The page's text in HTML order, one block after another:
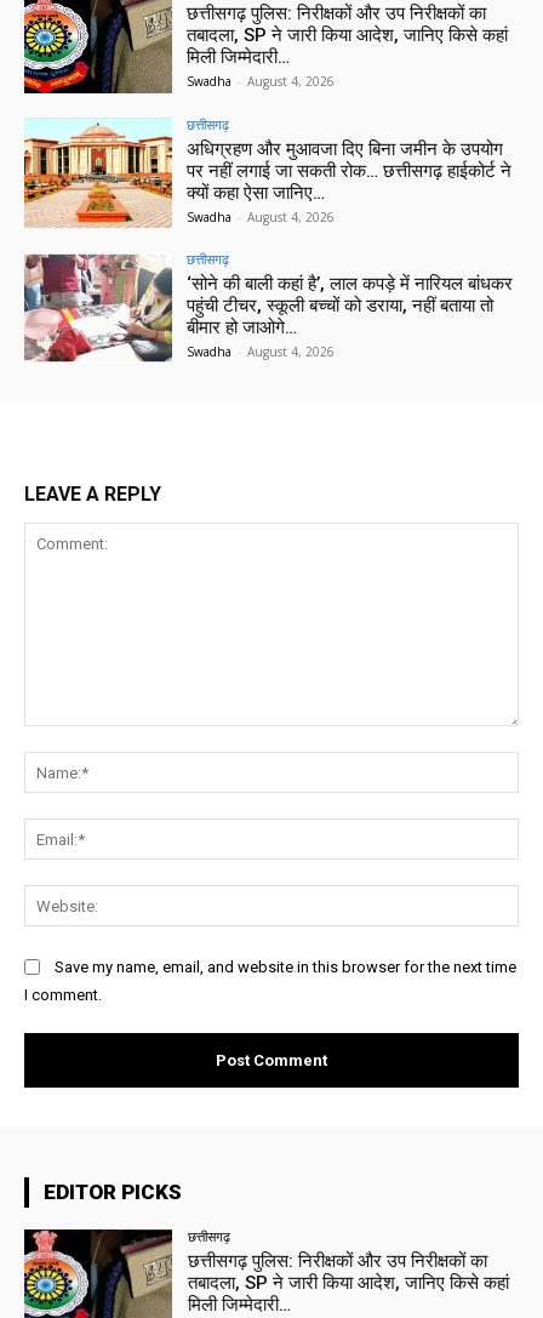
छत्तीसगढ़ पुलिस: निरीक्षकों और उप निरीक्षकों का
तबादला, SP ने जारी किया आदेश, जानिए किसे कहां
मिली जिम्मेदारी…
Swadha - August 4, 2026
छत्तीसगढ़
अधिग्रहण और मुआवजा दिए बिना जमीन के उपयोग
पर नहीं लगाई जा सकती रोक… छत्तीसगढ़ हाईकोर्ट ने
क्यों कहा ऐसा जानिए…
Swadha - August 4, 2026
छत्तीसगढ़
‘सोने की बाली कहां है’, लाल कपड़े में नारियल बांधकर
पहुंची टीचर, स्कूली बच्चों को डराया, नहीं बताया तो
बीमार हो जाओगे…
Swadha - August 4, 2026
LEAVE A REPLY
Save my name, email, and website in this browser for the next time
I comment.
EDITOR PICKS
छत्तीसगढ़
छत्तीसगढ़ पुलिस: निरीक्षकों और उप निरीक्षकों का
तबादला, SP ने जारी किया आदेश, जानिए किसे कहां
मिली जिम्मेदारी…